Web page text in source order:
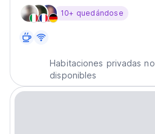
10+ quedándose
Habitaciones privadas no
disponibles